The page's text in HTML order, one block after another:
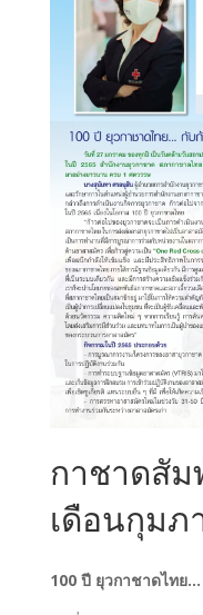
กาชาดสั
เดือนกุมภ
100 ปี ยุวกาชาดไทย